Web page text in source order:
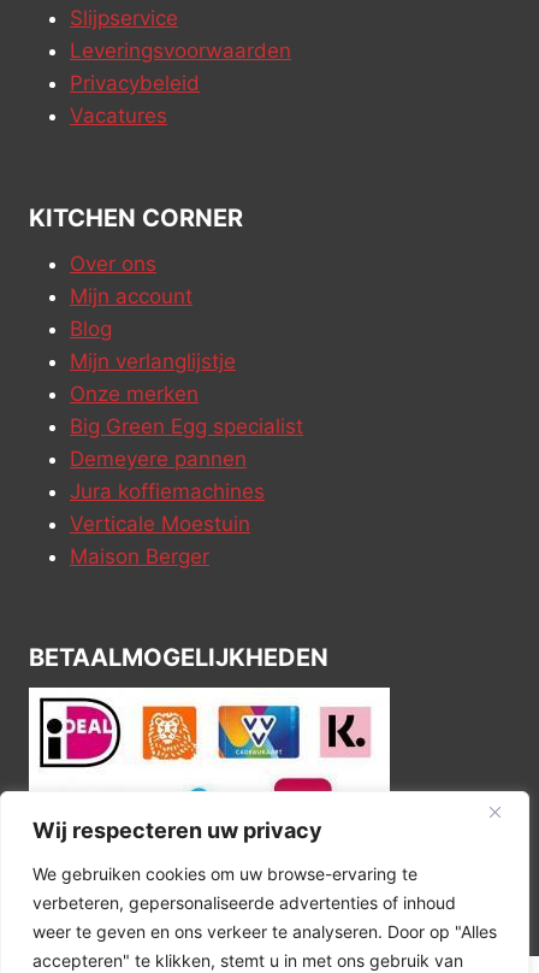
Wij respecteren uw privacy
We gebruiken cookies om uw browse-ervaring te
verbeteren, gepersonaliseerde advertenties of inhoud
weer te geven en ons verkeer te analyseren. Door op "Alles
accepteren" te klikken, stemt u in met ons gebruik van
Slijpservice
Leveringsvoorwaarden
Privacybeleid
Vacatures
KITCHEN CORNER
Over ons
Mijn account
Blog
Mijn verlanglijstje
Onze merken
Big Green Egg specialist
Demeyere pannen
Jura koffiemachines
Verticale Moestuin
Maison Berger
BETAALMOGELIJKHEDEN